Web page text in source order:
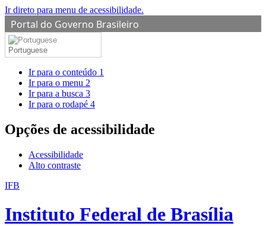
Ir direto para menu de acessibilidade.
Portal do Governo Brasileiro
Portuguese
Ir para o conteúdo 1
Ir para o menu 2
Ir para a busca 3
Ir para o rodapé 4
Opções de acessibilidade
Acessibilidade
Alto contraste
IFB
Instituto Federal de Brasília